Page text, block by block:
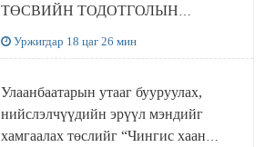
ТӨСВИЙН ТОДОТГОЛЫН
Уржигдар 18 цаг 26 мин
Улаанбаатарын утааг бууруулах,
нийслэлчүүдийн эрүүл мэндийг
хамгаалах төслийг “Чингис хаан